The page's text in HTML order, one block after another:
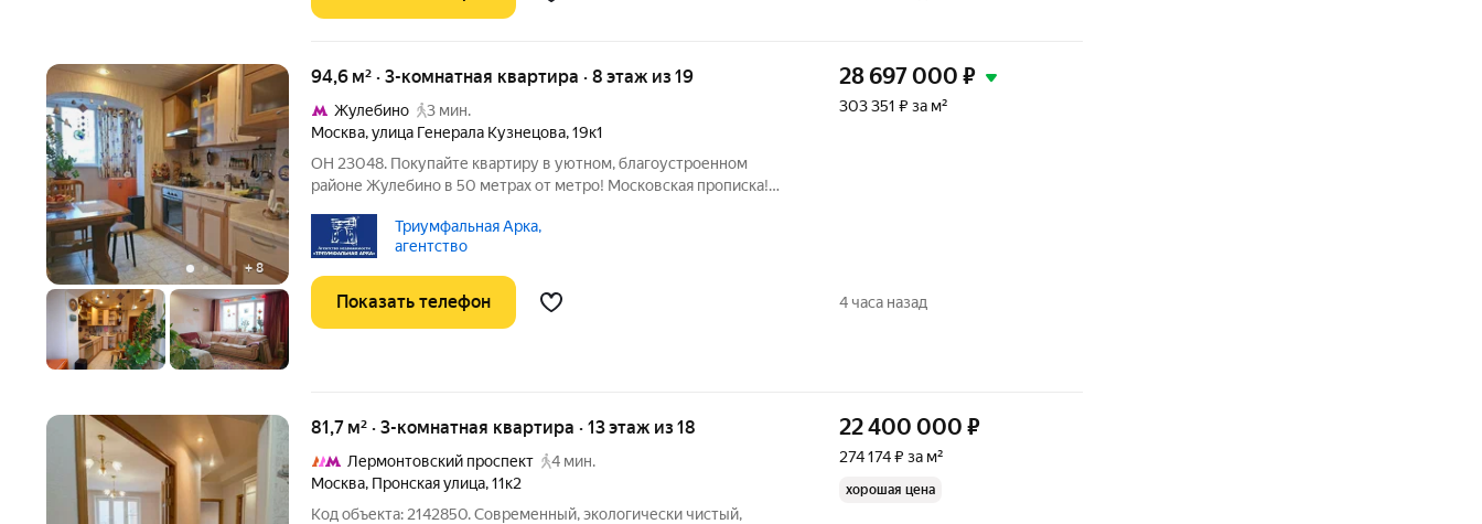
+8
94,6 м² · 3-комнатная квартира · 8 этаж из 19
Жулебино
3 мин.
Москва,улица Генерала Кузнецова,19к1
ОН 23048. Покупайте квартиру в уютном, благоустроенном
районе Жулебино в 50 метрах от метро! Московская прописка!
мя изолированными комнатами и авторским ремонтом. Готова к
проживанию.
Триумфальная Арка,
агентство
28 697 000 ₽
303 351 ₽ за м²
Показать телефон 4 часа назад
81,7 м² · 3-комнатная квартира · 13 этаж из 18
Лермонтовский проспект
4 мин.
Москва, Пронская улица,11к2
Код объекта: 2142850. Современный, экологически чистый,
22 400 000 ₽
274 174 ₽ за м²
хорошая цена